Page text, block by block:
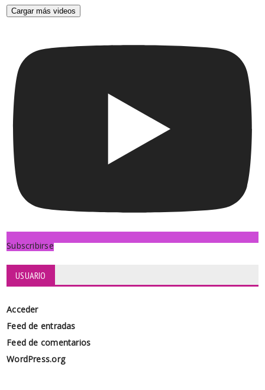
Cargar más videos
Subscribirse
USUARIO
Acceder
Feed de entradas
Feed de comentarios
WordPress.org